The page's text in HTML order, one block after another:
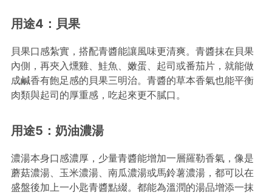
用途4：貝果
貝果口感紮實，搭配青醬能讓風味更清爽。青醬抹在貝果
內側，再夾入燻雞、鮭魚、嫩蛋、起司或番茄片，就能做
成鹹香有飽足感的貝果三明治。青醬的草本香氣也能平衡
肉類與起司的厚重感，吃起來更不膩口。
用途5：奶油濃湯
濃湯本身口感濃厚，少量青醬能增加一層羅勒香氣，像是
蘑菇濃湯、玉米濃湯、南瓜濃湯或馬鈴薯濃湯，都可以在
盛盤後加上一小匙青醬點綴。都能為溫潤的湯品增添一抹